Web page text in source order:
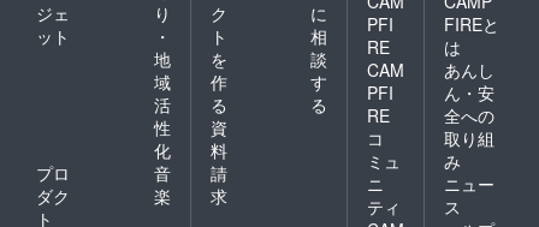
ジェ
ット
り
・
地
域
活
性
化
プロ
ダク
ト
音
楽
ク
ト
を
作
る
に
相
談
す
る
資
料
請
求
PFI
RE
CAM
PFI
RE
コ
ミュ
ニ
ティ
FIREと
は
あんし
ん・安
全への
取り組
み
ニュー
ス